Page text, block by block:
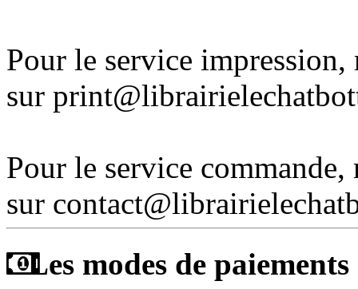
Pour le service
sur
Pour le service
sur
Les modes de